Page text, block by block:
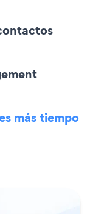
más tiempo